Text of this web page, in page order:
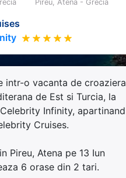
Pireu, Atena - Grecia
intr-o vacanta de croaziera
de Est si Turcia, la
Infinity, apartinand
Cruises.
Pireu, Atena pe 13 Iun
6 orase din 2 tari.